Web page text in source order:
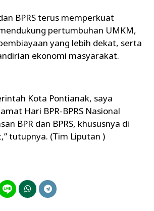
BPRS terus memperkuat
pertumbuhan UMKM,
yang lebih dekat, serta
ekonomi masyarakat.
Kota Pontianak, saya
Hari BPR-BPRS Nasional
BPR dan BPRS, khususnya di
tutupnya. (Tim Liputan )